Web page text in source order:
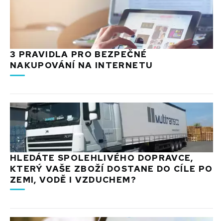
3 PRAVIDLA PRO BEZPEČNÉ
NAKUPOVÁNÍ NA INTERNETU
HLEDÁTE SPOLEHLIVÉHO DOPRAVCE,
KTERÝ VAŠE ZBOŽÍ DOSTANE DO CÍLE PO
ZEMI, VODĚ I VZDUCHEM?